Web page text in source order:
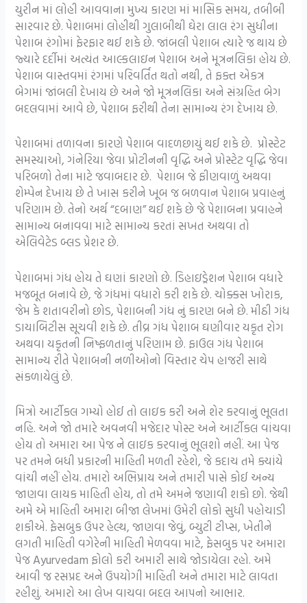
યુરીન માં લોહી આવવાના મુખ્ય કારણ માં માસિક સમય, તબીબી
સારવાર છે. પેશાબમાં લોહીથી ગુલાબીથી ઘેરા લાલ રંગ સુધીના
પેશાબ રંગોમાં ફેરફાર થઈ શકે છે. જાંબલી પેશાબ ત્યારે જ થાય છે
જ્યારે દર્દીમાં અત્યંત આલ્કલાઇન પેશાબ અને મૂત્રનલિકા હોય છે.
પેશાબ વાસ્તવમાં રંગમાં પરિવર્તિત થતો નથી, તે ફક્ત એકત્ર
બેગમાં જાંબલી દેખાય છે અને જો મૂત્રનલિકા અને સંગ્રહિત બેગ
બદલવામાં આવે છે, પેશાબ ફરીથી તેના સામાન્ય રંગ દેખાય છે.
પેશાબમાં તળાવના કારણે પેશાબ વાદળછાયું થઈ શકે છે. પ્રોસ્ટેટ
સમસ્યાઓ, ગંનેરિયા જેવા પ્રોટીનની વૃદ્ધિ અને પ્રોસ્ટેટ વૃદ્ધિ જેવા
પરિબળો તેના માટે જવાબદાર છે. પેશાબ જે ફીણવાળું અથવા
શેમ્પેન દેખાય છે તે ખાસ કરીને ખૂબ જ બળવાન પેશાબ પ્રવાહનું
પરિણામ છે. તેનો અર્થ “દબાણ” થઈ શકે છે જે પેશાબના પ્રવાહને
સામાન્ય બનાવવા માટે સામાન્ય કરતાં સખત અથવા તો
એલિવેટેડ બ્લડ પ્રેશર છે.
પેશાબમાં ગંધ હોય તે ઘણાં કારણો છે. ડિહાઇડ્રેશન પેશાબ વધારે
મજબૂત બનાવે છે, જે ગંધમાં વધારો કરી શકે છે. ચોક્કસ ખોરાક,
જેમ કે શતાવરીનો છોડ, પેશાબની ગંધ નું કારણ બને છે. મીઠી ગંધ
ડાયાબિટીસ સૂચવી શકે છે. તીવ્ર ગંધ પેશાબ ઘણીવાર યકૃત રોગ
અથવા યકૃતની નિષ્ફળતાનું પરિણામ છે. ફાઉલ ગંધ પેશાબ
સામાન્ય રીતે પેશાબની નળીઓનો વિસ્તાર ચેપ હાજરી સાથે
સંકળાયેલું છે.
મિત્રો આર્ટીકલ ગમ્યો હોઈ તો લાઇક કરી અને શેર કરવાનું ભૂલતા
નહિ. અને જો તમારે અવનવી મજેદાર પોસ્ટ અને આર્ટીકલ વાંચવા
હોય તો અમારા આ પેજ ને લાઇક કરવાનું ભૂલશો નહીં. આ પેજ
પર તમને બધી પ્રકારની માહિતી મળતી રહેશે, જે કદાચ તમે ક્યાંયે
વાંચી નહીં હોય. તમારો અભિપ્રાય અને તમારી પાસે કોઈ અન્ય
જાણવા લાયક માહિતી હોય, તો તમે અમને જણાવી શકો છો. જેથી
અમે એ માહિતી અમારા બીજા લેખમાં ઉમેરી લોકો સુધી પહોચાડી
શકીએ. ફેસબુક ઉપર હેલ્થ, જાણવા જેવું, બ્યુટી ટીપ્સ, ખેતીને
લગતી માહિતી વગેરેની માહિતી મેળવવા માટે, ફેસબુક પર અમારા
પેજ Ayurvedam ફોલો કરી અમારી સાથે જોડાયેલા રહો. અમે
આવી જ રસપ્રદ અને ઉપયોગી માહિતી અને તમારા માટે લાવતા
રહીશું. અમારો આ લેખ વાચવા બદલ આપનો આભાર.